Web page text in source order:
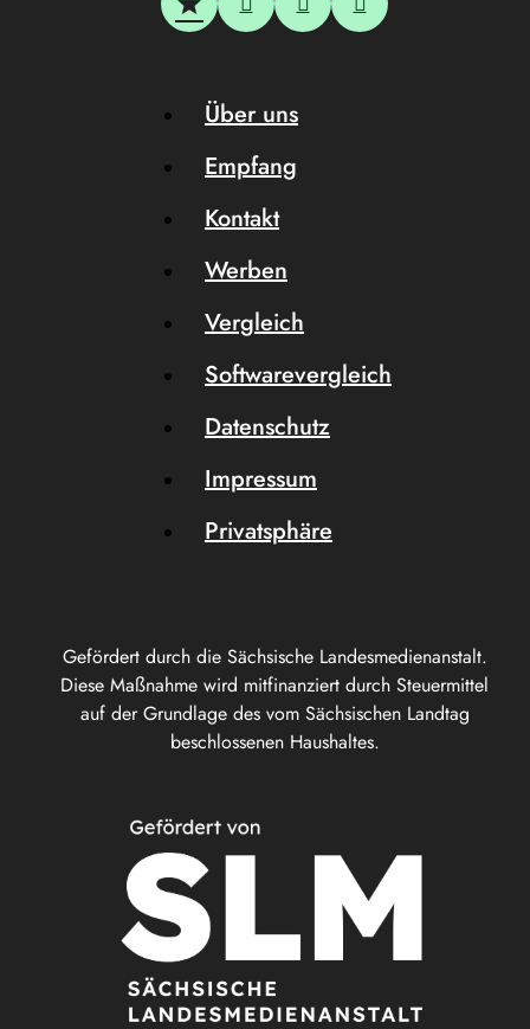
Gefördert durch die Sächsische Landesmedienanstalt.
Diese Maßnahme wird mitfinanziert durch Steuermittel
auf der Grundlage des vom Sächsischen Landtag
beschlossenen Haushaltes.
Über uns
Empfang
Kontakt
Werben
Vergleich
Softwarevergleich
Datenschutz
Impressum
Privatsphäre